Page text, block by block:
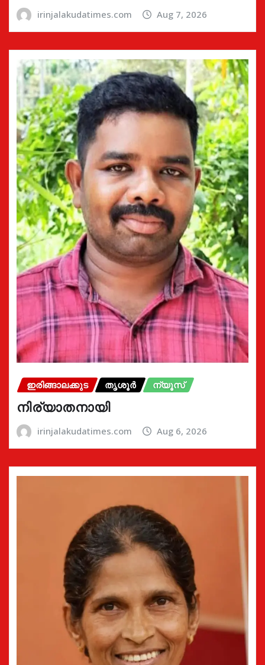
irinjalakudatimes.com Aug 7, 2026
ഇരിങ്ങാലക്കുട തൃശൂർ ന്യൂസ്
നിര്യാതനായി
irinjalakudatimes.com Aug 6, 2026